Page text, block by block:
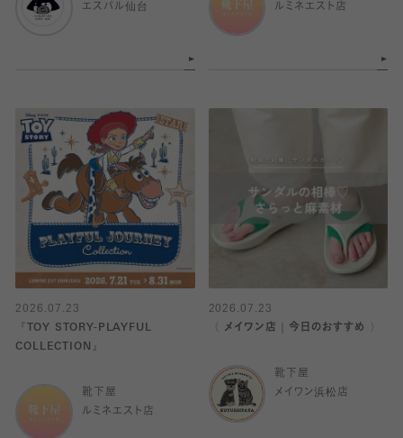
エスパル仙台
ルミネエスト店
2026.07.23
『TOY STORY-PLAYFUL
COLLECTION』
靴下屋
ルミネエスト店
2026.07.23
〈 メイワン店｜今日のおすすめ 〉
靴下屋
メイワン浜松店